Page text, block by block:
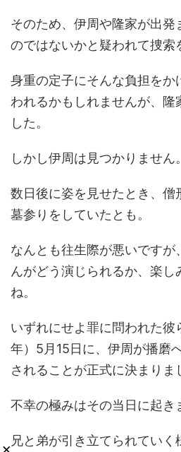
そのため、伊周や隆家が出発
のではないかと疑われて捜索
身重の定子にそんな負担を
われるかもしれませんが、隆
した。
しかし伊周は見つかりません。
数日後に姿を見せたとき、僧
墓参りをしていたとも。
なんとも往生際が悪いですが
んがどう演じられるか、楽し
ね。
いずれにせよ罪に問われた
年）5月15日に、伊周が播磨
されることが正式に決まりま
不幸の極みはその当日に起き
兄と弟が引き立てられていく